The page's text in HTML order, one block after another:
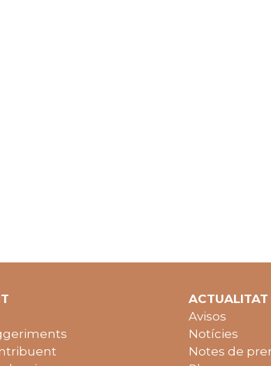
ACTUALITAT
Avisos
Notícies
Notes de